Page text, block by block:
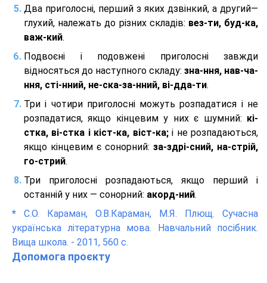
Два приголосні, перший з яких дзвінкий, а другий—
глухий, належать до різних складів: вез-ти, буд-ка,
важ-кий.
Подвоєні і подовжені приголосні завжди
відносяться до наступного складу: зна-ння, нав-ча-
ння, сті-нний, не-ска-за-нний, ві-дда-ти.
Три і чотири приголосні можуть розпадатися і не
розпадатися, якщо кінцевим у них є шумний: кі-
стка, ві-стка і кіст-ка, віст-ка;і не розпадаються,
якщо кінцевим є сонорний: за-здрі-сний, на-стрій,
го-стрий.
Три приголосні розпадаються, якщо перший і
останній у них — сонорний: акорд-ний.
* С.О. Караман, О.В.Караман, М.Я. Плющ. Сучасна
українська літературна мова. Навчальний посібник.
Вища школа. - 2011, 560 с.
Допомога проєкту